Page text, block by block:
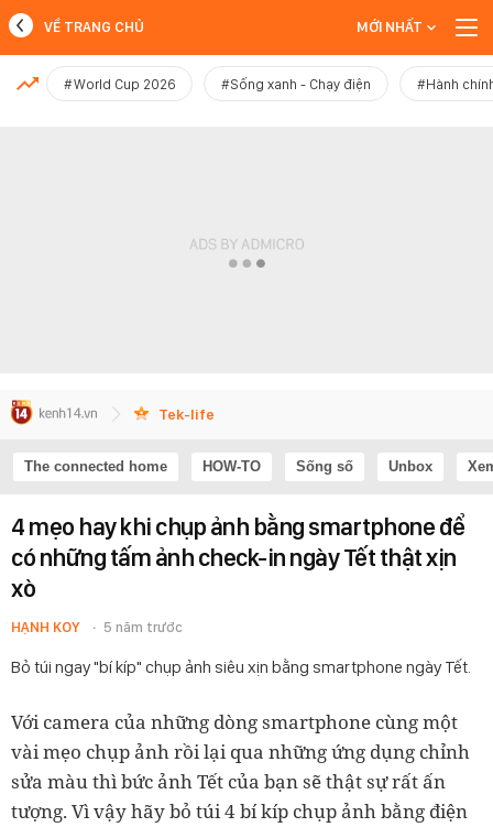
MỚI NHẤT
VỀ TRANG CHỦ MỚI NHẤT
#World Cup 2026 #Sống xanh - Chạy điện #Hành
Tek-life
The connected home HOW-TO Sống số Unbox
4 mẹo hay khi chụp ảnh bằng smartphone để
có những tấm ảnh check-in ngày Tết thật xịn
xò
HẠNH KOY 5 năm trước
Bỏ túi ngay "bí kíp" chụp ảnh siêu xịn bằng smartphone ngày Tết.
Với camera của những dòng smartphone cùng một
vài mẹo chụp ảnh rồi lại qua những ứng dụng chỉnh
sửa màu thì bức ảnh Tết của bạn sẽ thật sự rất ấn
tượng. Vì vậy hãy bỏ túi 4 bí kíp chụp ảnh bằng điện